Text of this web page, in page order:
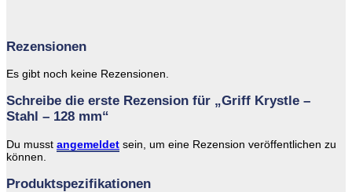
Rezensionen
Es gibt noch keine Rezensionen.
Schreibe die erste Rezension für „Griff Krystle –
Stahl – 128 mm“
Du musst angemeldet sein, um eine Rezension veröffentlichen zu
können.
Produktspezifikationen